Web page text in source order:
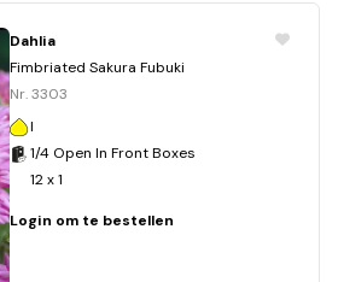
Dahlia
Fimbriated Sakura Fubuki
Nr. 3303
I
1/4 Open In Front Boxes
12 x 1
Login om te bestellen